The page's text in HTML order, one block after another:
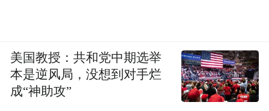
美国教授：共和党中期选举
本是逆风局，没想到对手烂
成“神助攻”